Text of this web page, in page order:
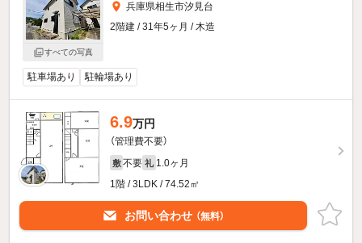
すべての写真
兵庫県相生市汐見台
2階建 / 31年5ヶ月 / 木造
駐車場あり 駐輪場あり
6.9万円
（管理費不要）
敷 不要 礼 1.0ヶ月
1階 / 3LDK / 74.52㎡
お問い合わせ （無料）